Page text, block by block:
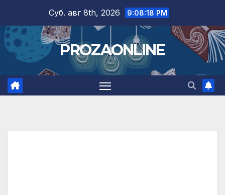
content
Суб. авг 8th, 2026 9:08:19 PM
PROZAONLINE